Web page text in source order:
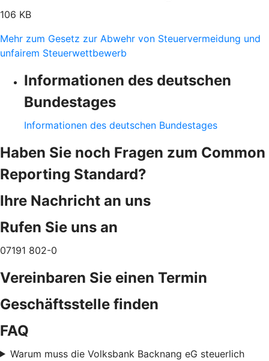
106 KB
Mehr zum Gesetz zur Abwehr von Steuervermeidung und
unfairem Steuerwettbewerb
Informationen des deutschen
Bundestages
Informationen des deutschen Bundestages
Haben Sie noch Fragen zum Common
Reporting Standard?
Ihre Nachricht an uns
Rufen Sie uns an
07191 802-0
Vereinbaren Sie einen Termin
Geschäftsstelle finden
FAQ
Warum muss die Volksbank Backnang eG steuerlich